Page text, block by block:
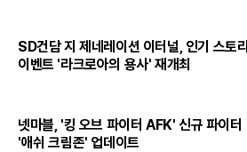
SD건담 지 제네레이션 이터널, 인기 스토리
이벤트 '라크로아의 용사' 재개최
넷마블, '킹 오브 파이터 AFK' 신규 파이터
'애쉬 크림존' 업데이트